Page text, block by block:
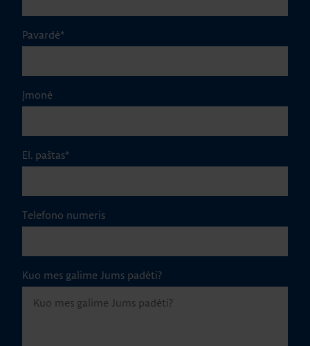
Pavardė*
Įmonė
El. paštas*
Telefono numeris
Kuo mes galime Jums padėti?